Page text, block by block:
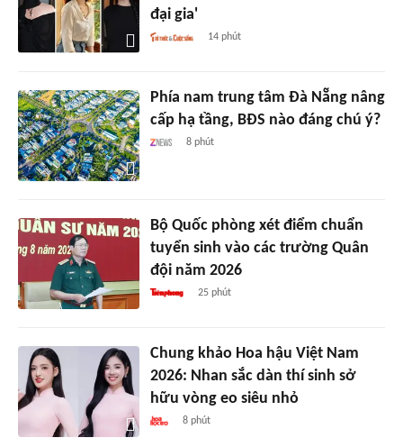
đại gia'
14 phút
Phía nam trung tâm Đà Nẵng nâng
cấp hạ tầng, BĐS nào đáng chú ý?
8 phút
Bộ Quốc phòng xét điểm chuẩn
tuyển sinh vào các trường Quân
đội năm 2026
25 phút
Chung khảo Hoa hậu Việt Nam
2026: Nhan sắc dàn thí sinh sở
hữu vòng eo siêu nhỏ
8 phút